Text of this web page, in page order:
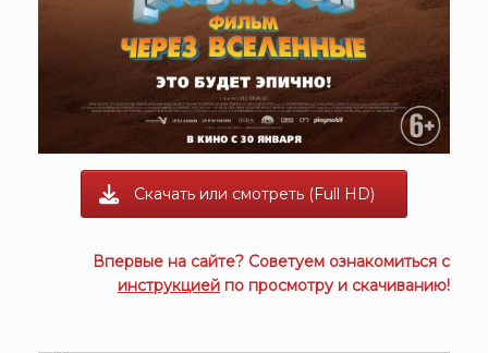
Скачать или смотреть (Full HD)
Впервые на сайте? Советуем ознакомиться с
инструкцией по просмотру и скачиванию!